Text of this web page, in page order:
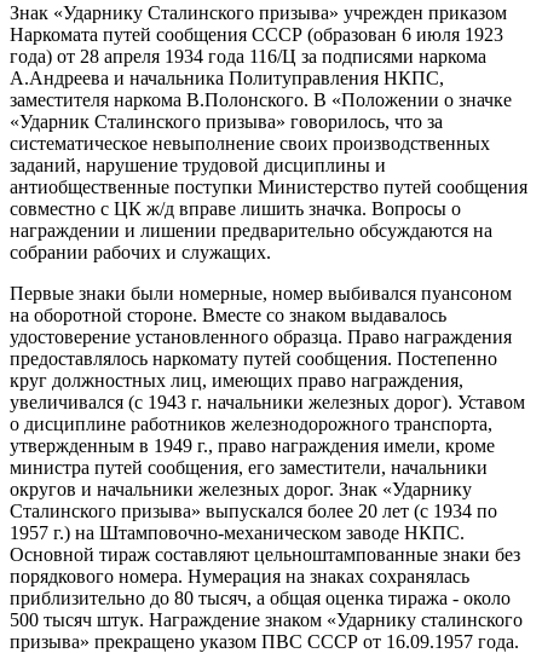
Знак «Ударнику Cталинского призыва» учрежден приказом
Наркомата путей сообщения СССР (образован 6 июля 1923
года) от 28 апреля 1934 года 116/Ц за подписями наркома
А.Андреева и начальника Политуправления НКПС,
заместителя наркома В.Полонского. В «Положении о значке
«Ударник Сталинского призыва» говорилось, что за
систематическое невыполнение своих производственных
заданий, нарушение трудовой дисциплины и
антиобщественные поступки Министерство путей сообщения
совместно с ЦК ж/д вправе лишить значка. Вопросы о
награждении и лишении предварительно обсуждаются на
собрании рабочих и служащих.
Первые знаки были номерные, номер выбивался пуансоном
на оборотной стороне. Вместе со знаком выдавалось
удостоверение установленного образца. Право награждения
предоставлялось наркомату путей сообщения. Постепенно
круг должностных лиц, имеющих право награждения,
увеличивался (с 1943 г. начальники железных дорог). Уставом
о дисциплине работников железнодорожного транспорта,
утвержденным в 1949 г., право награждения имели, кроме
министра путей сообщения, его заместители, начальники
округов и начальники железных дорог. Знак «Ударнику
Сталинского призыва» выпускался более 20 лет (с 1934 по
1957 г.) на Штамповочно-механическом заводе НКПС.
Основной тираж составляют цельноштампованные знаки без
порядкового номера. Нумерация на знаках сохранялась
приблизительно до 80 тысяч, а общая оценка тиража - около
500 тысяч штук. Награждение знаком «Ударнику сталинского
призыва» прекращено указом ПВС СССР от 16.09.1957 года.